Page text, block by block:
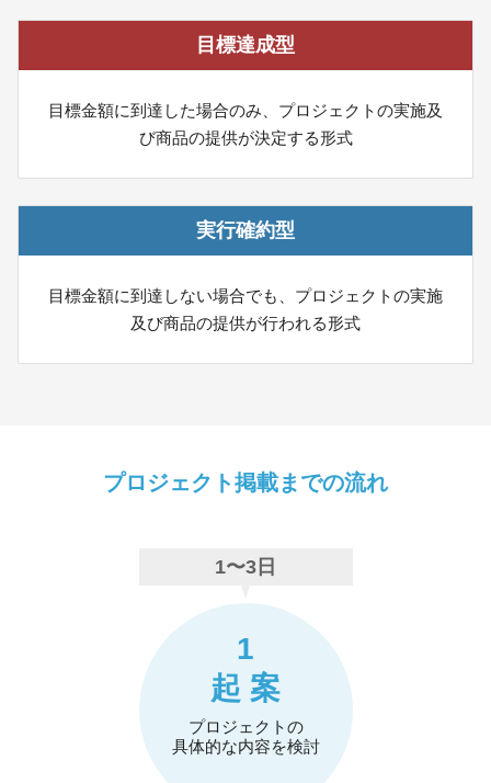
目標達成型
目標金額に到達した場合のみ、プロジェクトの実施及
び商品の提供が決定する形式
実行確約型
目標金額に到達しない場合でも、プロジェクトの実施
及び商品の提供が行われる形式
プロジェクト掲載までの流れ
1〜3日
1
起 案
プロジェクトの
具体的な内容を検討